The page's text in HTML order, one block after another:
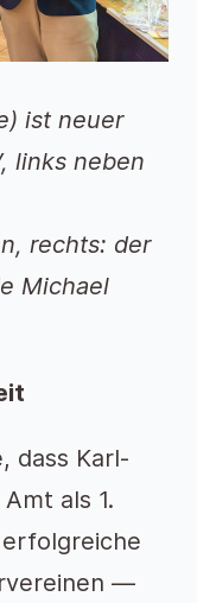
ist neuer
links neben
rechts: der
Michael
dass Karl-
als 1.
—